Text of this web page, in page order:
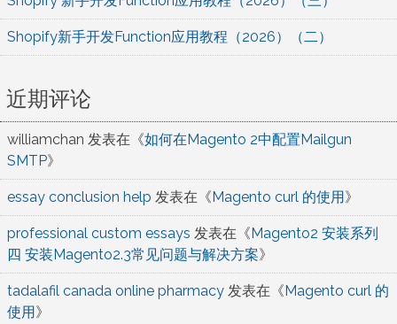
Shopify新手开发Function应用教程（2026）（二）
近期评论
williamchan 发表在《如何在Magento 2中配置Mailgun
SMTP》
essay conclusion help 发表在《Magento curl 的使用》
professional custom essays 发表在《Magento2 安装系列
四 安装Magento2.3常见问题与解决方案》
tadalafil canada online pharmacy 发表在《Magento curl 的
使用》